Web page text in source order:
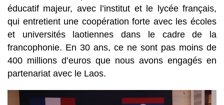
éducatif majeur, avec l’institut et le lycée français,
qui entretient une coopération forte avec les écoles
et universités laotiennes dans le cadre de la
francophonie. En 30 ans, ce ne sont pas moins de
400 millions d’euros que nous avons engagés en
partenariat avec le Laos.